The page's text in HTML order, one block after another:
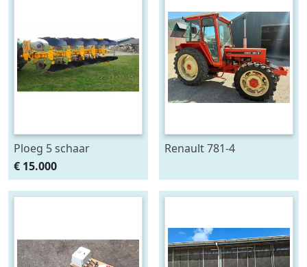
Ploeg 5 schaar
RUMPTSTAD RPV 140 -
480V4 + 1
€ 15.000
Renault 781-4